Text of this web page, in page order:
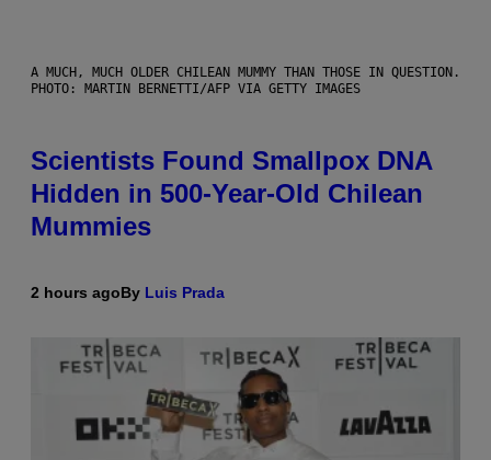
A MUCH, MUCH OLDER CHILEAN MUMMY THAN THOSE IN QUESTION.
PHOTO: MARTIN BERNETTI/AFP VIA GETTY IMAGES
Scientists Found Smallpox DNA
Hidden in 500-Year-Old Chilean
Mummies
2 hours agoBy Luis Prada